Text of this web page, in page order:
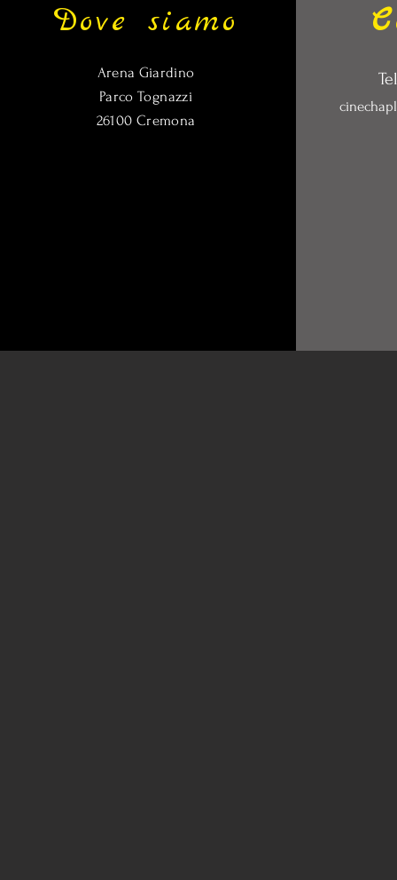
Dove siamo
Arena Giardino
Parco Tognazzi
26100 Cremona